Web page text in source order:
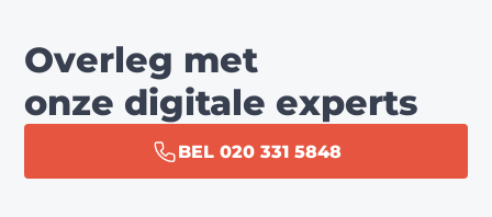
Overleg met
onze digitale experts
BEL 020 331 5848